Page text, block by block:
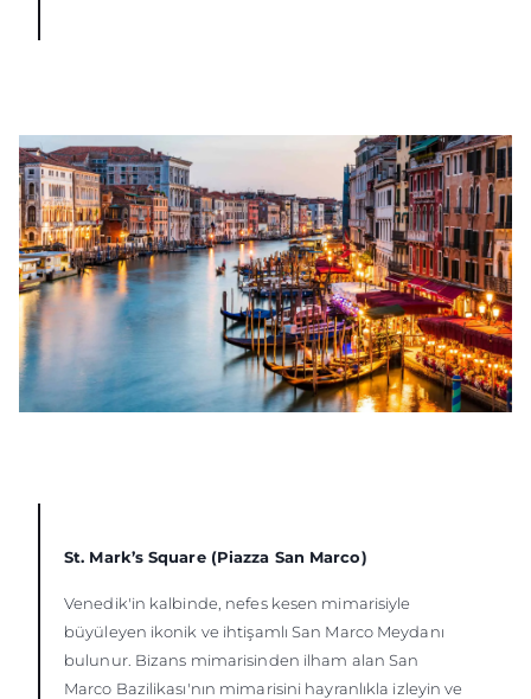
St. Mark’s Square (Piazza San Marco)
Venedik'in kalbinde, nefes kesen mimarisiyle
büyüleyen ikonik ve ihtişamlı San Marco Meydanı
bulunur. Bizans mimarisinden ilham alan San
Marco Bazilikası'nın mimarisini hayranlıkla izleyin ve